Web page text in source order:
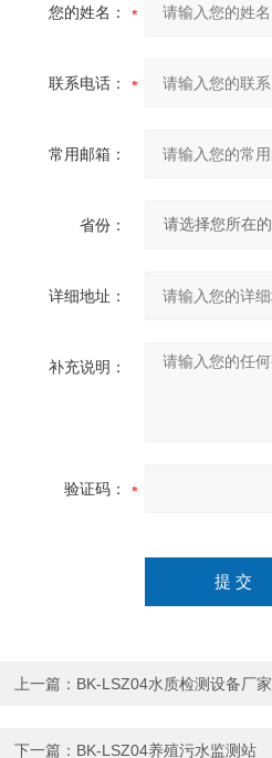
您的姓名：
联系电话：
常用邮箱：
省份：
详细地址：
补充说明：
验证码：
上一篇： BK-LSZ04水质检测设备厂家
下一篇： BK-LSZ04养殖污水监测站